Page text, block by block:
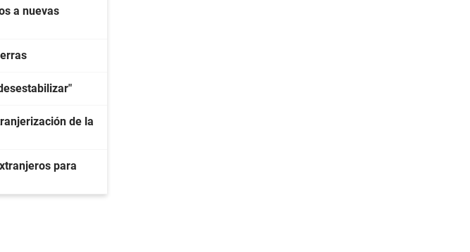
a nuevas
de la
para